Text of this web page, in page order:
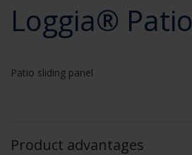
Loggia® Patio
Patio sliding panel
Product advantages